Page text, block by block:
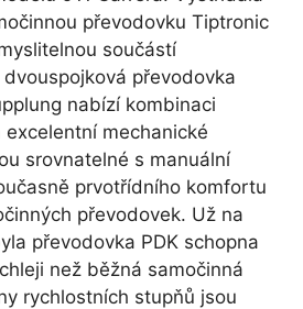
převodovku Tiptronic
součástí
převodovka
nabízí kombinaci
mechanické
srovnatelné s manuální
prvotřídního komfortu
převodovek. Už na
převodovka PDK schopna
než běžná samočinná
rychlostních stupňů jsou